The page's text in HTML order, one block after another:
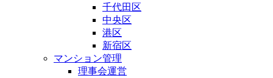
千代田区
中央区
港区
新宿区
マンション管理
理事会運営